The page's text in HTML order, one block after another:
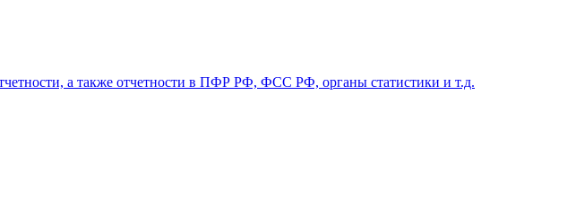
а также отчетности в ПФР РФ, ФСС РФ, органы статистики и т.д.